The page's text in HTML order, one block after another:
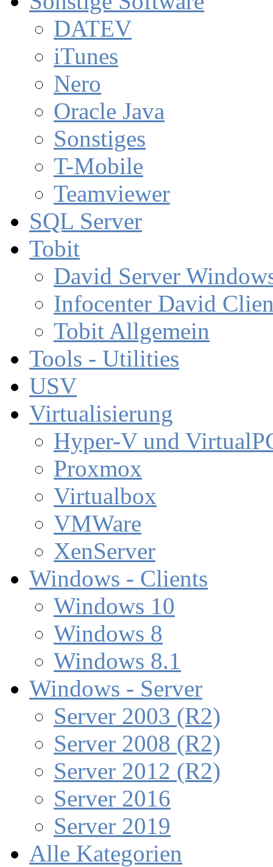
DATEV
iTunes
Nero
Oracle Java
Sonstiges
T-Mobile
Teamviewer
SQL Server
Tobit
David Server
Infocenter David
Tobit Allgemein
Tools - Utilities
USV
Virtualisierung
Hyper-V und
Proxmox
Virtualbox
VMWare
XenServer
Windows - Clients
Windows 10
Windows 8
Windows 8.1
Windows - Server
Server 2003 (R2)
Server 2008 (R2)
Server 2012 (R2)
Server 2016
Server 2019
Alle Kategorien